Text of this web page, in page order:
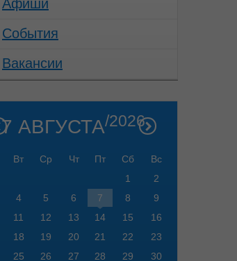
Афиши
События
Вакансии
7 АВГУСТА/2026
Вт Ср Чт Пт Сб
Вс
1
2
4 5 6 7 8
9
11 12 13 14 15
16
18 19 20 21 22
23
25 26 27 28 29
30